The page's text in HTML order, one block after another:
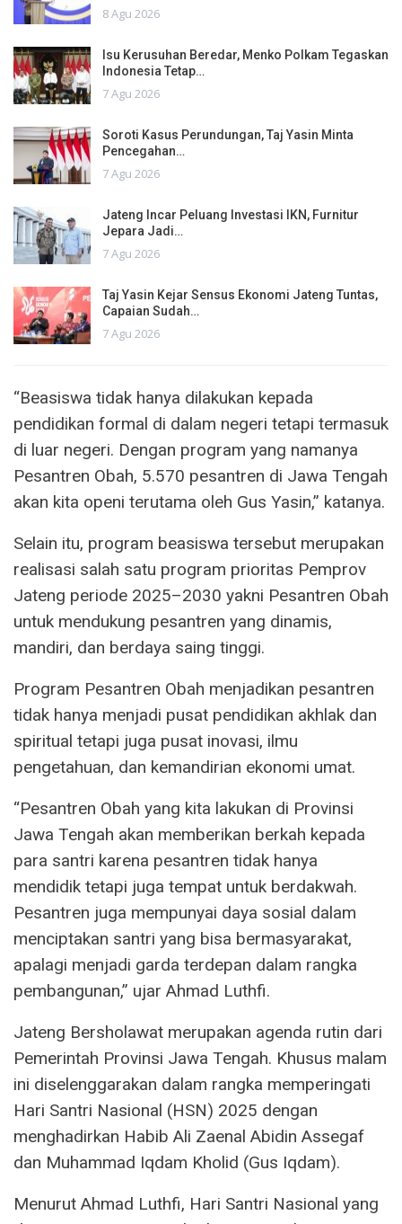
8 Agu 2026
Isu Kerusuhan Beredar, Menko Polkam Tegaskan
Indonesia Tetap…
7 Agu 2026
Soroti Kasus Perundungan, Taj Yasin Minta
Pencegahan…
7 Agu 2026
Jateng Incar Peluang Investasi IKN, Furnitur
Jepara Jadi…
7 Agu 2026
Taj Yasin Kejar Sensus Ekonomi Jateng Tuntas,
Capaian Sudah…
7 Agu 2026
“Beasiswa tidak hanya dilakukan kepada
pendidikan formal di dalam negeri tetapi termasuk
di luar negeri. Dengan program yang namanya
Pesantren Obah, 5.570 pesantren di Jawa Tengah
akan kita openi terutama oleh Gus Yasin,” katanya.
Selain itu, program beasiswa tersebut merupakan
realisasi salah satu program prioritas Pemprov
Jateng periode 2025–2030 yakni Pesantren Obah
untuk mendukung pesantren yang dinamis,
mandiri, dan berdaya saing tinggi.
Program Pesantren Obah menjadikan pesantren
tidak hanya menjadi pusat pendidikan akhlak dan
spiritual tetapi juga pusat inovasi, ilmu
pengetahuan, dan kemandirian ekonomi umat.
“Pesantren Obah yang kita lakukan di Provinsi
Jawa Tengah akan memberikan berkah kepada
para santri karena pesantren tidak hanya
mendidik tetapi juga tempat untuk berdakwah.
Pesantren juga mempunyai daya sosial dalam
menciptakan santri yang bisa bermasyarakat,
apalagi menjadi garda terdepan dalam rangka
pembangunan,” ujar Ahmad Luthfi.
Jateng Bersholawat merupakan agenda rutin dari
Pemerintah Provinsi Jawa Tengah. Khusus malam
ini diselenggarakan dalam rangka memperingati
Hari Santri Nasional (HSN) 2025 dengan
menghadirkan Habib Ali Zaenal Abidin Assegaf
dan Muhammad Iqdam Kholid (Gus Iqdam).
Menurut Ahmad Luthfi, Hari Santri Nasional yang